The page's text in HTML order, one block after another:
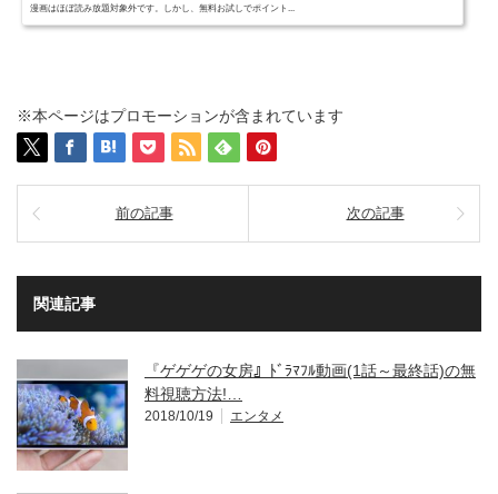
漫画はほぼ読み放題対象外です。しかし、無料お試しでポイント...
※本ページはプロモーションが含まれています
前の記事 次の記事
関連記事
『ゲゲゲの女房』ﾄﾞﾗﾏﾌﾙ動画(1話～最終話)の無
料視聴方法!…
2018/10/19 エンタメ